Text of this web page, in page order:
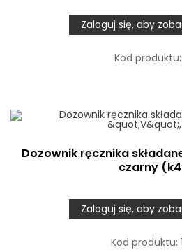
Zaloguj się, aby
Kod produktu:
Dozownik ręcznika
czarny
Zaloguj się, aby
Kod produktu: